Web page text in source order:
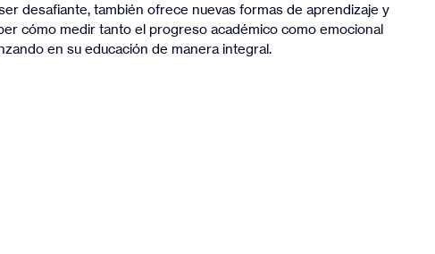
desafiante, también ofrece nuevas formas de aprendizaje y
cómo medir tanto el progreso académico como emocional
en su educación de manera integral.